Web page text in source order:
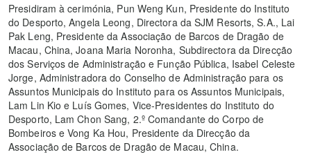
Presidiram à cerimónia, Pun Weng Kun, Presidente do Instituto
do Desporto, Angela Leong, Directora da SJM Resorts, S.A., Lai
Pak Leng, Presidente da Associação de Barcos de Dragão de
Macau, China, Joana Maria Noronha, Subdirectora da Direcção
dos Serviços de Administração e Função Pública, Isabel Celeste
Jorge, Administradora do Conselho de Administração para os
Assuntos Municipais do Instituto para os Assuntos Municipais,
Lam Lin Kio e Luís Gomes, Vice-Presidentes do Instituto do
Desporto, Lam Chon Sang, 2.º Comandante do Corpo de
Bombeiros e Vong Ka Hou, Presidente da Direcção da
Associação de Barcos de Dragão de Macau, China.